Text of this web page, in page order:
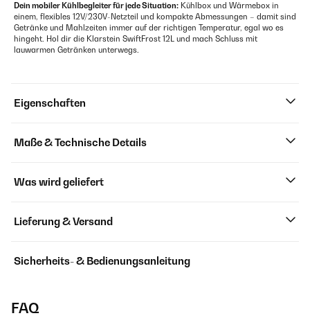
Dein mobiler Kühlbegleiter für jede Situation: Kühlbox und Wärmebox in
einem, flexibles 12V/230V-Netzteil und kompakte Abmessungen – damit sind
Getränke und Mahlzeiten immer auf der richtigen Temperatur, egal wo es
hingeht. Hol dir die Klarstein SwiftFrost 12L und mach Schluss mit
lauwarmen Getränken unterwegs.
Eigenschaften
Maße & Technische Details
Was wird geliefert
Lieferung & Versand
Sicherheits- & Bedienungsanleitung
FAQ